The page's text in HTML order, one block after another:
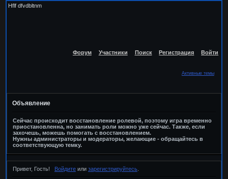
Hflf dfvdbltnm
Форум Участники Поиск Регистрация Войти
Активные темы
Объявление
Сейчас происходит восстановление ролевой, поэтому игра временно
приостановленна, но занимать роли можно уже сейчас. Также, если
захочешь, можешь помогать с восстановлением.
Нужны администраторы и модераторы, желающие - обращайтесь в
соответствующую темку.
Привет, Гость! Войдитеили зарегистрируйтесь.